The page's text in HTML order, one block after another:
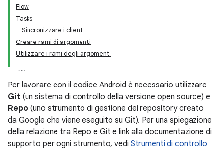
Flow
Tasks
Sincronizzare i client
Creare rami di argomenti
Utilizzare i rami degli argomenti
Per lavorare con il codice Android è necessario utilizzare
Git (un sistema di controllo della versione open source) e
Repo (uno strumento di gestione dei repository creato
da Google che viene eseguito su Git). Per una spiegazione
della relazione tra Repo e Git e link alla documentazione di
supporto per ogni strumento, vedi Strumenti di controllo